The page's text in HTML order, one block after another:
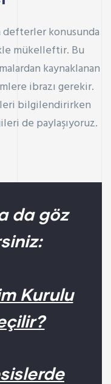
konusunda
mükelleftir. Bu
kaynaklanan
ibrazı gerekir.
bilgilendirirken
de paylaşıyoruz.
da göz
Kurulu